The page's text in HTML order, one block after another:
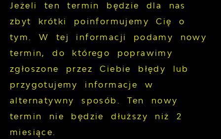
Jeżeli ten termin będzie dla nas
zbyt krótki poinformujemy Cię o
tym. W tej informacji podamy nowy
termin, do którego poprawimy
zgłoszone przez Ciebie błędy lub
przygotujemy informacje w
alternatywny sposób. Ten nowy
termin nie będzie dłuższy niż 2
miesiące.